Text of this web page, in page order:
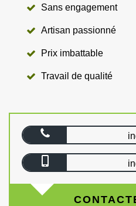
Sans engagement
Artisan passionné
Prix imbattable
Travail de qualité